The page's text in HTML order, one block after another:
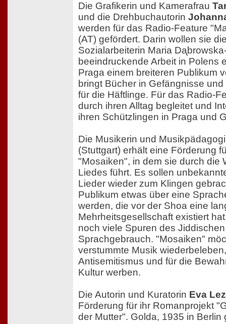
Die Grafikerin und Kamerafrau
und die Drehbuchautorin
werden für das Radio-Feature
(AT) gefördert. Darin wollen sie
Sozialarbeiterin Maria
beeindruckende Arbeit in Polens
Praga einem breiteren Publikum
bringt Bücher in Gefängnisse
für die Häftlinge. Für das Radio-
durch ihren Alltag begleitet und
ihren Schützlingen in Praga und
Die Musikerin und
(Stuttgart) erhält eine Förderung
"Mosaiken", in dem sie durch die
Liedes führt. Es sollen
Lieder wieder zum Klingen
Publikum etwas über eine
werden, die vor der Shoa eine
Mehrheitsgesellschaft existiert
noch viele Spuren des
Sprachgebrauch. "Mosaiken"
verstummte Musik
Antisemitismus und für die
Kultur werben.
Die Autorin und Kuratorin Eva
Förderung für ihr Romanprojekt
der Mutter". Golda, 1935 in Berlin